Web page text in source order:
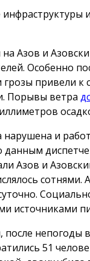
инфраструктуры
Азов и
Особенно
привели к
Порывы ветра
и
Азов и
сотнями.
источниками
непогоды
51